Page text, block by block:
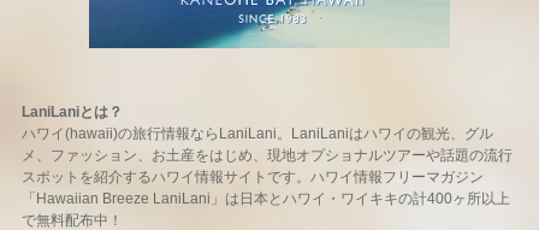
LaniLaniとは？
ハワイ(hawaii)の旅行情報ならLaniLani。LaniLaniはハワイの観光、グル
メ、ファッション、お土産をはじめ、現地オプショナルツアーや話題の流行
スポットを紹介するハワイ情報サイトです。ハワイ情報フリーマガジン
「Hawaiian Breeze LaniLani」は日本とハワイ・ワイキキの計400ヶ所以上
で無料配布中！